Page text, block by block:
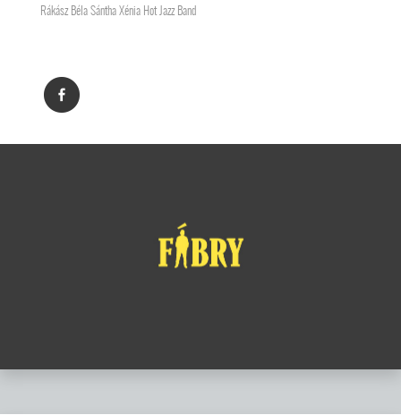
Rákász Béla Sántha Xénia Hot Jazz Band